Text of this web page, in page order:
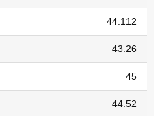
44.112
43.26
45
44.52